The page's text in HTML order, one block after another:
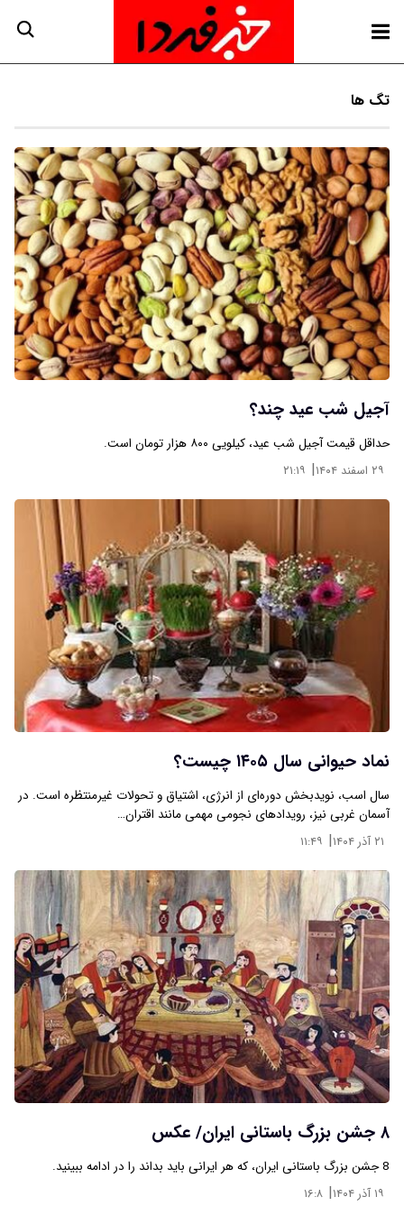
تگ ها
آجیل شب عید چند؟
حداقل قیمت آجیل شب عید، کیلویی ۸۰۰ هزار تومان است.
۲۹ اسفند ۱۴۰۴ | ۲۱:۱۹
نماد حیوانی سال ۱۴۰۵ چیست؟
سال اسب، نویدبخش دوره‌ای از انرژی، اشتیاق و تحولات غیرمنتظره است. در
آسمان غربی نیز، رویدادهای نجومی مهمی مانند اقتران…
۲۱ آذر ۱۴۰۴ | ۱۱:۴۹
۸ جشن بزرگ باستانی ایران/ عکس
8 جشن بزرگ باستانی ایران، که هر ایرانی باید بداند را در ادامه ببینید.
۱۹ آذر ۱۴۰۴ | ۱۶:۸